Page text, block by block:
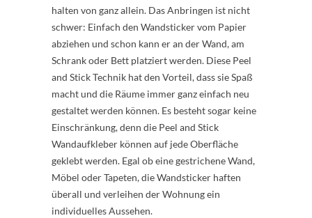
halten von ganz allein. Das Anbringen ist nicht
schwer: Einfach den Wandsticker vom Papier
abziehen und schon kann er an der Wand, am
Schrank oder Bett platziert werden. Diese Peel
and Stick Technik hat den Vorteil, dass sie Spaß
macht und die Räume immer ganz einfach neu
gestaltet werden können. Es besteht sogar keine
Einschränkung, denn die Peel and Stick
Wandaufkleber können auf jede Oberfläche
geklebt werden. Egal ob eine gestrichene Wand,
Möbel oder Tapeten, die Wandsticker haften
überall und verleihen der Wohnung ein
individuelles Aussehen.